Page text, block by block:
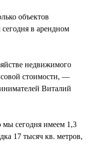
объектов
в арендном
недвижимого
стоимости, —
Виталий
мы сегодня имеем 1,3
17 тысяч кв. метров,